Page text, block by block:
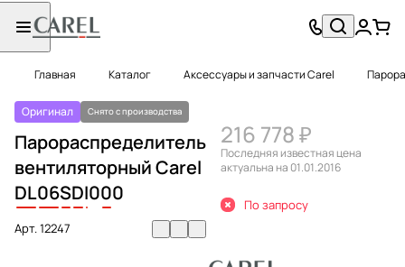
Главная Каталог Аксессуары и запчасти Carel
Оригинал Снято с производства
Парораспределитель
вентиляторный Carel
DL06SDI000
Арт.12247
216 778 ₽
Последняя известная цена
актуальна на 01.01.2016
По запросу